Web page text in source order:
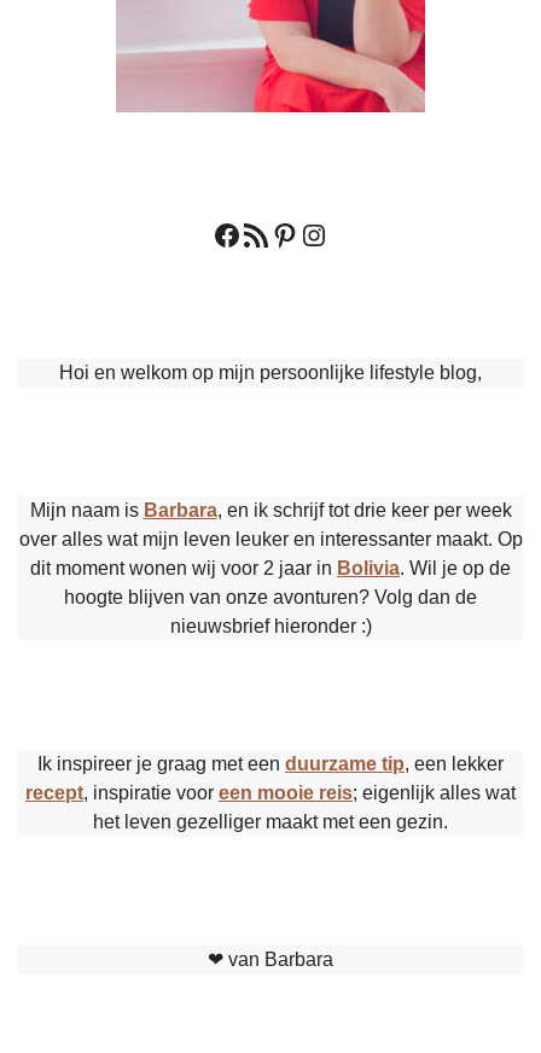
Facebook
RSS feedPinterest
Instagram
Hoi en welkom op mijn persoonlijke lifestyle blog,
Mijn naam is Barbara, en ik schrijf tot drie keer per week
over alles wat mijn leven leuker en interessanter maakt. Op
dit moment wonen wij voor 2 jaar in Bolivia. Wil je op de
hoogte blijven van onze avonturen? Volg dan de
nieuwsbrief hieronder :)
Ik inspireer je graag met een duurzame tip, een lekker
recept, inspiratie voor een mooie reis; eigenlijk alles wat
het leven gezelliger maakt met een gezin.
❤︎ van Barbara